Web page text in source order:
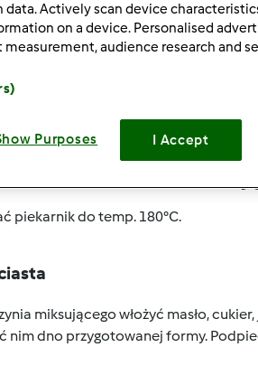
piekarnik do temp. 180°C.
miksującego włożyć masło,
nim dno przygotowanej formy.
data. Actively scan device
on a device. Personalised
audience research and
Purposes I Accept